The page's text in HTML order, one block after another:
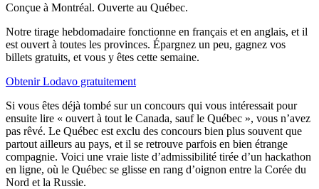
Conçue à Montréal. Ouverte au Québec.
Notre tirage hebdomadaire fonctionne en français et en anglais, et il
est ouvert à toutes les provinces. Épargnez un peu, gagnez vos
billets gratuits, et vous y êtes cette semaine.
Obtenir Lodavo gratuitement
Si vous êtes déjà tombé sur un concours qui vous intéressait pour
ensuite lire « ouvert à tout le Canada, sauf le Québec », vous n’avez
pas rêvé. Le Québec est exclu des concours bien plus souvent que
partout ailleurs au pays, et il se retrouve parfois en bien étrange
compagnie. Voici une vraie liste d’admissibilité tirée d’un hackathon
en ligne, où le Québec se glisse en rang d’oignon entre la Corée du
Nord et la Russie.